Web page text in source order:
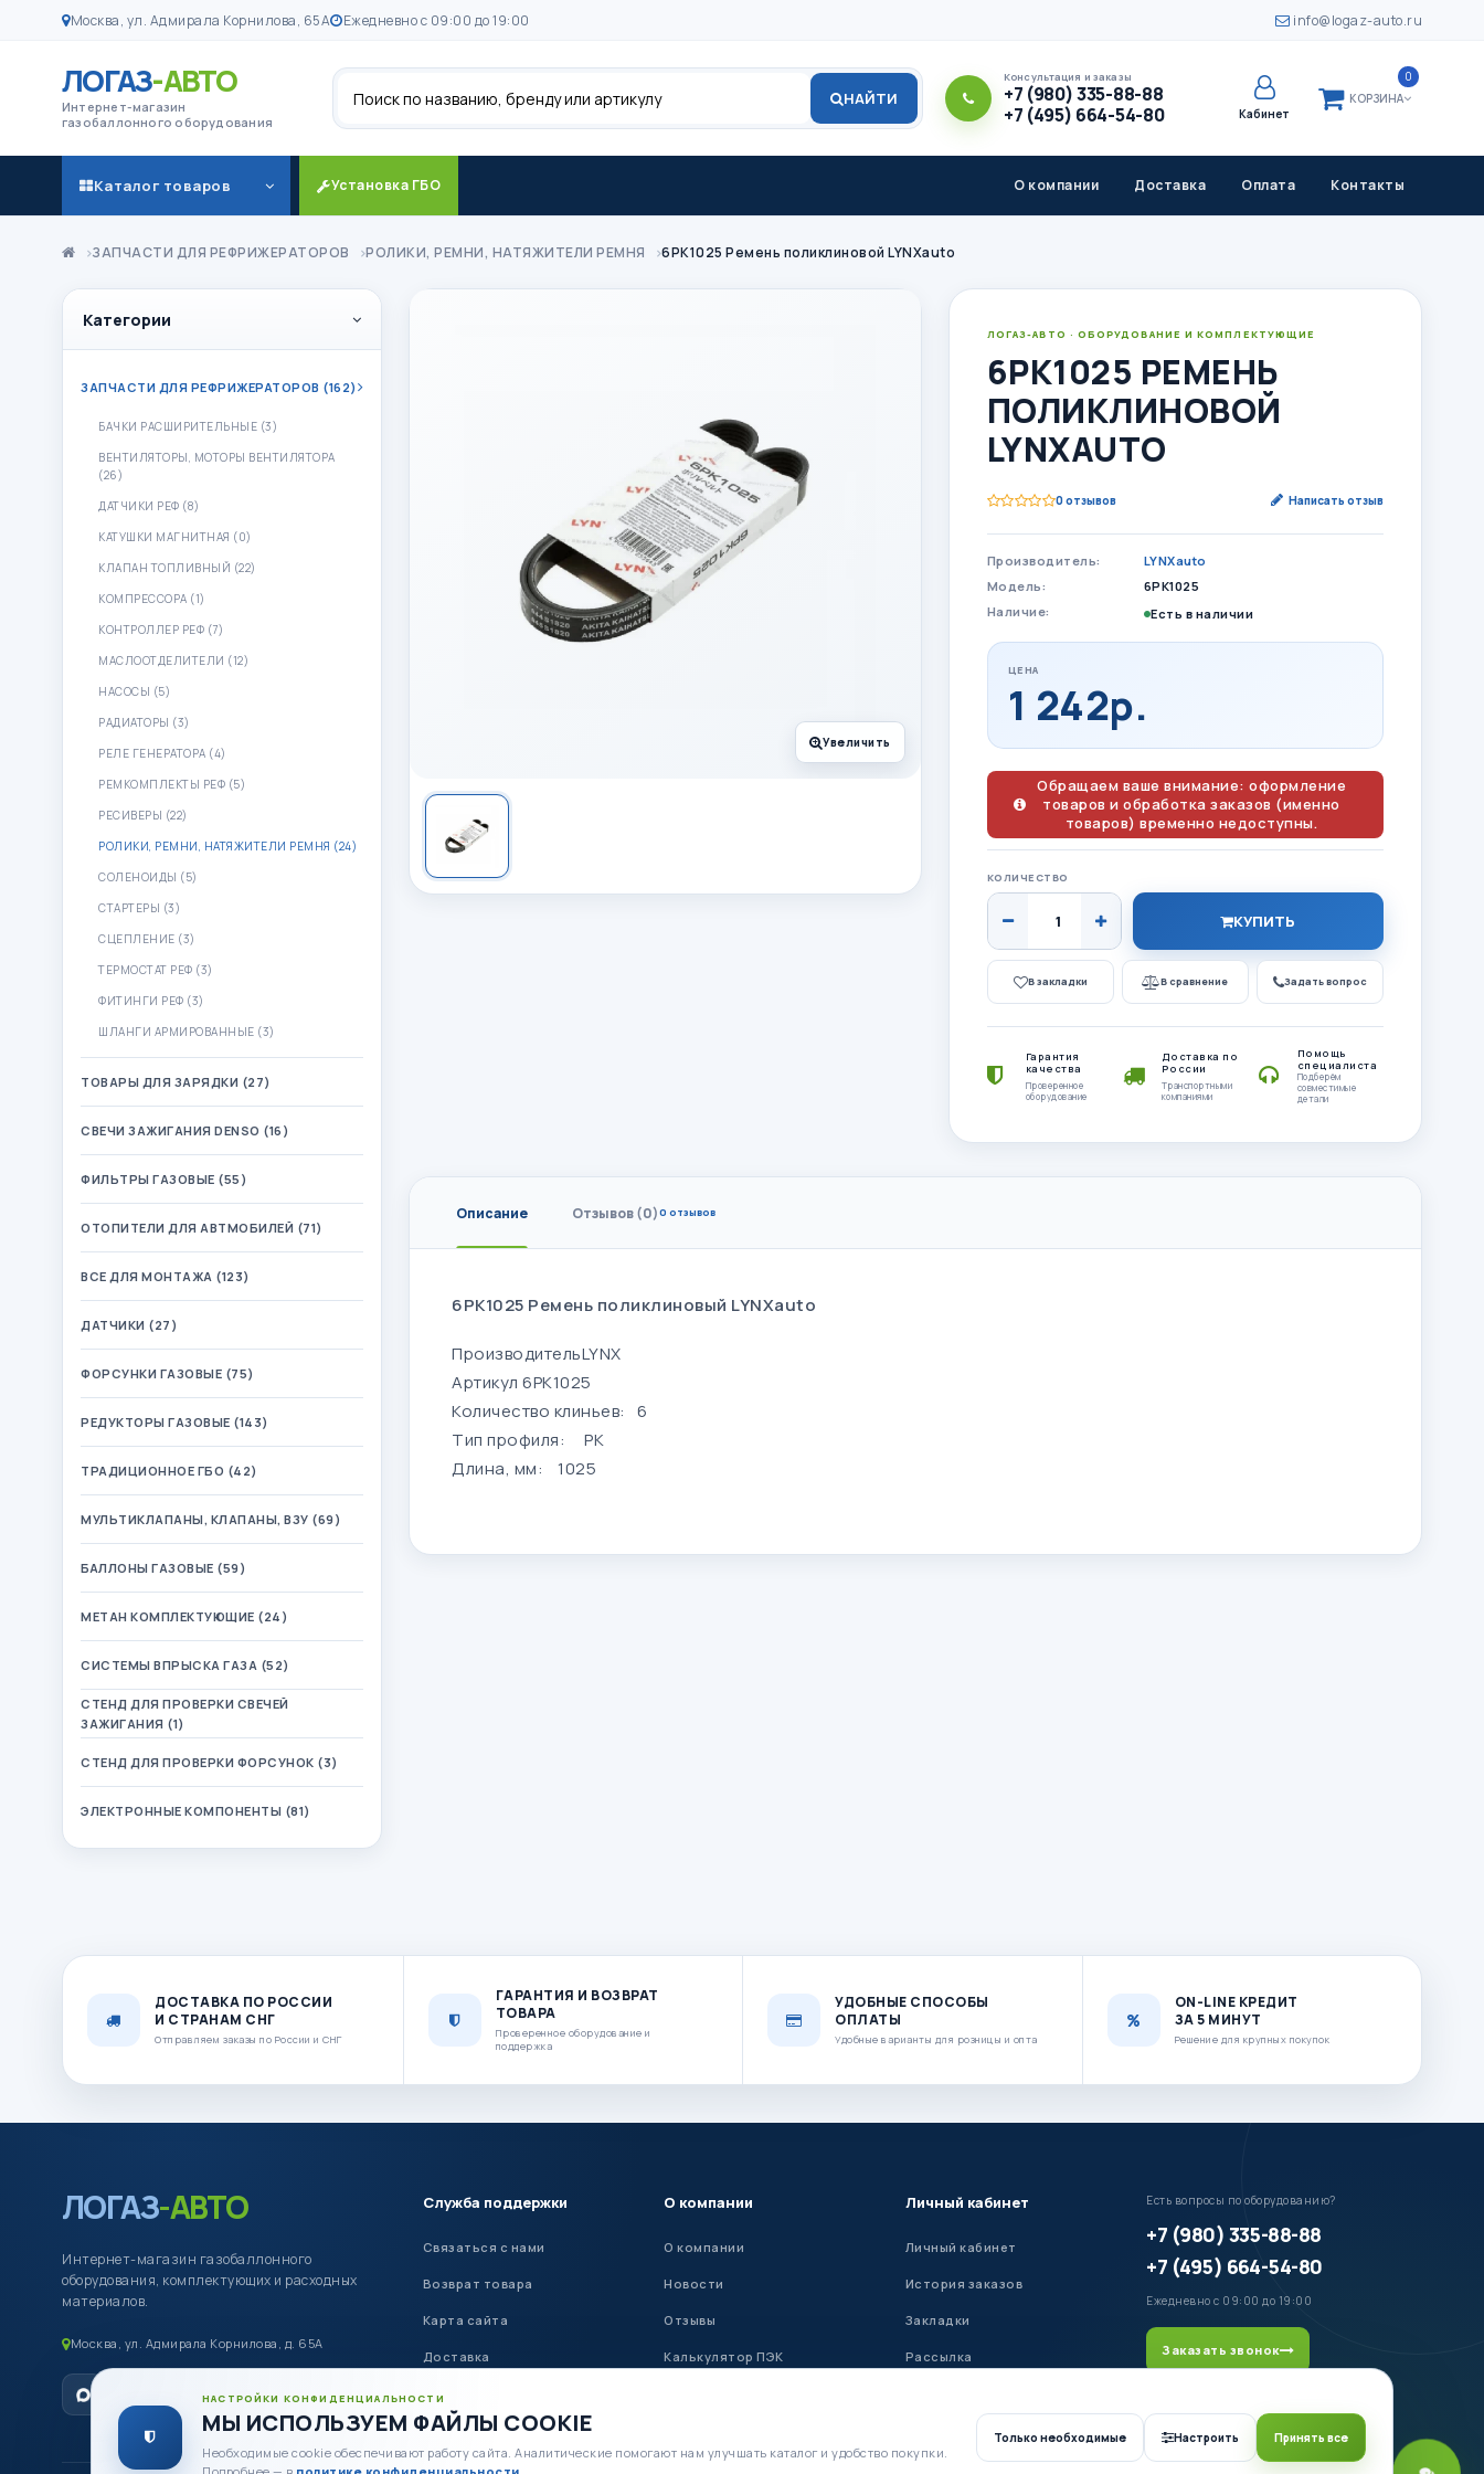
Москва, ул. Адмирала Корнилова, 65А Ежедневно с 09:00 до 19:00 info@logaz-auto.ru
ЛОГАЗ-АВТО
Интернет-магазин
газобаллонного оборудования
НАЙТИ
Консультация и заказы
+7 (980) 335-88-88
+7 (495) 664-54-80
Кабинет
КОРЗИНА
0
Каталог товаров Установка ГБО О компании Доставка Оплата Контакты
ЗАПЧАСТИ ДЛЯ РЕФРИЖЕРАТОРОВ РОЛИКИ, РЕМНИ, НАТЯЖИТЕЛИ РЕМНЯ 6PK1025 Ремень поликлиновой LYNXauto
Категории
ЗАПЧАСТИ ДЛЯ РЕФРИЖЕРАТОРОВ (162)
БАЧКИ РАСШИРИТЕЛЬНЫЕ (3)
ВЕНТИЛЯТОРЫ, МОТОРЫ ВЕНТИЛЯТОРА
(26)
ДАТЧИКИ РЕФ (8)
КАТУШКИ МАГНИТНАЯ (0)
КЛАПАН ТОПЛИВНЫЙ (22)
КОМПРЕССОРА (1)
КОНТРОЛЛЕР РЕФ (7)
МАСЛООТДЕЛИТЕЛИ (12)
НАСОСЫ (5)
РАДИАТОРЫ (3)
РЕЛЕ ГЕНЕРАТОРА (4)
РЕМКОМПЛЕКТЫ РЕФ (5)
РЕСИВЕРЫ (22)
РОЛИКИ, РЕМНИ, НАТЯЖИТЕЛИ РЕМНЯ (24)
СОЛЕНОИДЫ (5)
СТАРТЕРЫ (3)
СЦЕПЛЕНИЕ (3)
ТЕРМОСТАТ РЕФ (3)
ФИТИНГИ РЕФ (3)
ШЛАНГИ АРМИРОВАННЫЕ (3)
ТОВАРЫ ДЛЯ ЗАРЯДКИ (27)
СВЕЧИ ЗАЖИГАНИЯ DENSO (16)
ФИЛЬТРЫ ГАЗОВЫЕ (55)
ОТОПИТЕЛИ ДЛЯ АВТМОБИЛЕЙ (71)
ВСЕ ДЛЯ МОНТАЖА (123)
ДАТЧИКИ (27)
ФОРСУНКИ ГАЗОВЫЕ (75)
РЕДУКТОРЫ ГАЗОВЫЕ (143)
ТРАДИЦИОННОЕ ГБО (42)
МУЛЬТИКЛАПАНЫ, КЛАПАНЫ, ВЗУ (69)
БАЛЛОНЫ ГАЗОВЫЕ (59)
МЕТАН КОМПЛЕКТУЮЩИЕ (24)
СИСТЕМЫ ВПРЫСКА ГАЗА (52)
СТЕНД ДЛЯ ПРОВЕРКИ СВЕЧЕЙ
ЗАЖИГАНИЯ (1)
СТЕНД ДЛЯ ПРОВЕРКИ ФОРСУНОК (3)
ЭЛЕКТРОННЫЕ КОМПОНЕНТЫ (81)
Увеличить
ЛОГАЗ-АВТО · ОБОРУДОВАНИЕ И КОМПЛЕКТУЮЩИЕ
6PK1025 РЕМЕНЬ
ПОЛИКЛИНОВОЙ
LYNXAUTO
0 отзывов Написать отзыв
Производитель:
LYNXauto
Модель:
6PK1025
Наличие:
Есть в наличии
ЦЕНА
1 242р.
Обращаем ваше внимание: оформление
товаров и обработка заказов (именно
товаров) временно недоступны.
КОЛИЧЕСТВО
КУПИТЬ
В закладки В сравнение Задать вопрос
Гарантия
качества
Проверенное
оборудование
Доставка по
России
Транспортными
компаниями
Помощь
специалиста
Подберём
совместимые
детали
Описание Отзывов (0)0 отзывов
6PK1025 Ремень поликлиновый LYNXauto
ПроизводительLYNX
Артикул 6PK1025
Количество клиньев:
6
Тип профиля:
PK
Длина, мм:
1025
ДОСТАВКА ПО РОССИИ
И СТРАНАМ СНГ
Отправляем заказы по России и СНГ
ГАРАНТИЯ И ВОЗВРАТ
ТОВАРА
Проверенное оборудование и
поддержка
УДОБНЫЕ СПОСОБЫ
ОПЛАТЫ
Удобные варианты для розницы и опта
ON-LINE КРЕДИТ
ЗА 5 МИНУТ
Решение для крупных покупок
ЛОГАЗ-АВТО
Интернет-магазин газобаллонного
оборудования, комплектующих и расходных
материалов.
Москва, ул. Адмирала Корнилова, д. 65А
Служба поддержки
Связаться с нами
Возврат товара
Карта сайта
Доставка
Оплата
О компании
О компании
Новости
Отзывы
Калькулятор ПЭК
Личный кабинет
Личный кабинет
История заказов
Закладки
Рассылка
Есть вопросы по оборудованию?
+7 (980) 335-88-88
+7 (495) 664-54-80
Ежедневно с 09:00 до 19:00
Заказать звонок
НАСТРОЙКИ КОНФИДЕНЦИАЛЬНОСТИ
МЫ ИСПОЛЬЗУЕМ ФАЙЛЫ COOKIE
Необходимые cookie обеспечивают работу сайта. Аналитические помогают нам улучшать каталог и удобство покупки.
Только необходимые Настроить Принять все